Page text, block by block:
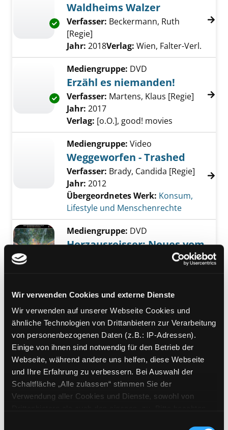
Wir verwenden Cookies und externe Dienste
Wir verwenden auf unserer Webseite Cookies und
ähnliche Technologien von Drittanbietern zur Verarbeitung
von personenbezogenen Daten (z.B.: IP-Adressen).
Einige von ihnen sind notwendig für den Betrieb der
Webseite, während andere uns helfen, diese Webseite
und Ihre Erfahrung zu verbessern. Bei Auswahl der
Schaltfläche „Alle zulassen“ stimmen Sie der
Verwendung aller Cookies und Dienste, sowohl von
Exemplar-Details von Waldheims Walzer
Waldheims Walzer
Verfasser: Beckermann, Ruth
[Regie]
Jahr: 2018Verlag: Wien, Falter-Verl.
Exemplar-Details von Erzähl es niemanden!
Mediengruppe: DVD
Erzähl es niemanden!
Verfasser: Martens, Klaus [Regie] Suche
Jahr: 2017
Verlag: [o.O.], good! movies
Mediengruppe: Video
Weggeworfen - Trashed
Verfasser: Brady, Candida [Regie]
Jahr: 2012
Übergeordnetes Werk: Konsum,
Lifestyle und Menschenrechte
Mediengruppe: DVD
Herzausreisser: Neues vom
Reihe:Der österreichische Film;
394, Edition der Standard; 394
Exemplar-Details von 27 Storeys: Alterlaa
Mediengruppe:DVD
27 Storeys: Alterlaa Forever
Suche nach diesem Verfasser
Jahr:2024 Verlag:Hoanzl